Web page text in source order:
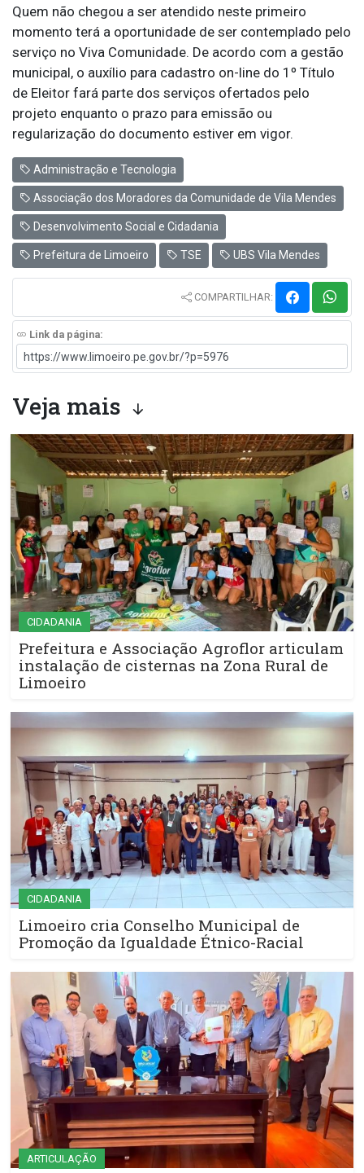
Quem não chegou a ser atendido neste primeiro
momento terá a oportunidade de ser contemplado pelo
serviço no Viva Comunidade. De acordo com a gestão
municipal, o auxílio para cadastro on-line do 1º Título
de Eleitor fará parte dos serviços ofertados pelo
projeto enquanto o prazo para emissão ou
regularização do documento estiver em vigor.
Administração e Tecnologia
Associação dos Moradores da Comunidade de Vila Mendes
Desenvolvimento Social e Cidadania
Prefeitura de Limoeiro TSE UBS Vila Mendes
COMPARTILHAR:
Link da página:
Veja mais
CIDADANIA
Prefeitura e Associação Agroflor articulam
instalação de cisternas na Zona Rural de
Limoeiro
CIDADANIA
Limoeiro cria Conselho Municipal de
Promoção da Igualdade Étnico-Racial
ARTICULAÇÃO